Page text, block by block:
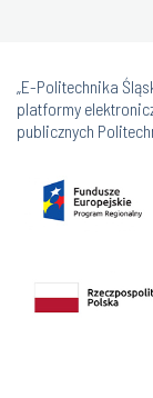
„E-Politechnika
platformy
publicznych